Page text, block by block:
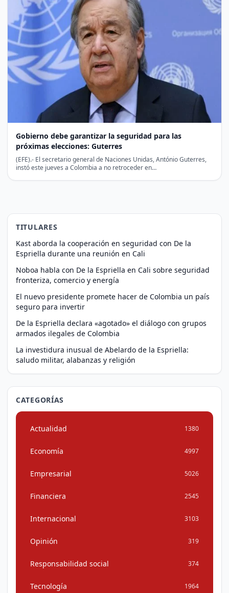
Gobierno debe garantizar la seguridad para las
próximas elecciones: Guterres
(EFE).- El secretario general de Naciones Unidas, António Guterres,
instó este jueves a Colombia a no retroceder en…
TITULARES
Kast aborda la cooperación en seguridad con De la
Espriella durante una reunión en Cali
Noboa habla con De la Espriella en Cali sobre seguridad
fronteriza, comercio y energía
El nuevo presidente promete hacer de Colombia un país
seguro para invertir
De la Espriella declara «agotado» el diálogo con grupos
armados ilegales de Colombia
La investidura inusual de Abelardo de la Espriella:
saludo militar, alabanzas y religión
CATEGORÍAS
Actualidad 1380
Economía 4997
Empresarial 5026
Financiera 2545
Internacional 3103
Opinión 319
Responsabilidad social 374
Tecnología 1964